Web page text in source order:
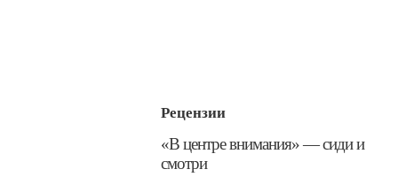
Рецензии
​«В центре внимания» — сиди и
смотри